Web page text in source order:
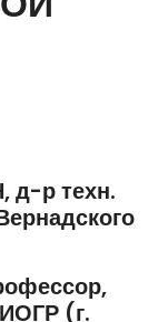
д-ртехн.
(г.